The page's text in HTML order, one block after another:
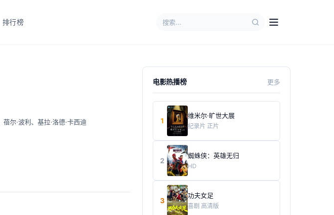
排行榜
蓓尔·波利、 基拉·洛德·卡西迪
电影热播榜 更多
1
维米尔·旷世大展
纪录片 正片
2
蜘蛛侠：英雄无归
HD
3
功夫女足
喜剧 高清版